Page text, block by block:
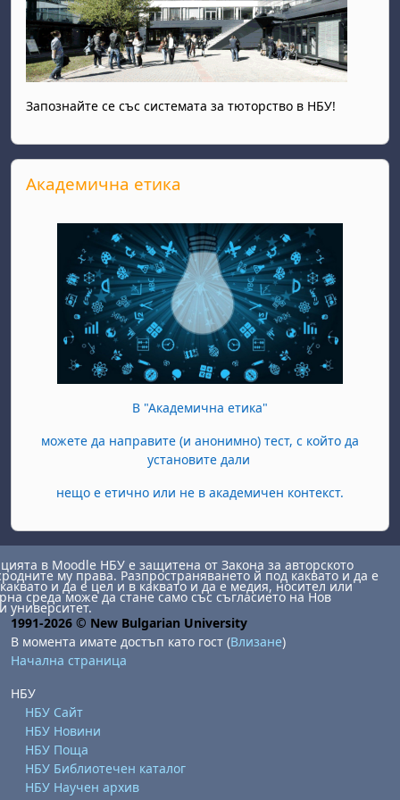
Запознайте се със системата за тюторство в НБУ!
Прескочи Академична етика
Академична етика
В "Академична етика"
можете да направите (и анонимно) тест, с който да
установите дали
нещо е етично или не в академичен контекст.
в Moodle НБУ е защитена от Закона за авторското
му права. Разпространяването й под каквато и да е
и да е цел и в каквато и да е медия, носител или
среда може да стане само със съгласието на Нов
университет.
1991-2026 © New Bulgarian University
В момента имате достъп като гост (Влизане)
Начална страница
НБУ
НБУ Сайт
НБУ Новини
НБУ Поща
НБУ Библиотечен каталог
НБУ Научен архив